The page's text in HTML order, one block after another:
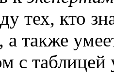
тех, кто
также
с